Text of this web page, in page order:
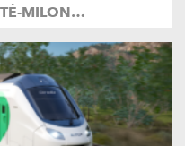
MILON…